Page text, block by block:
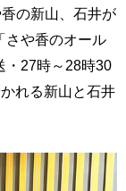
の新山、石井が
さや香のオール
・27時～28時30
れる新山と石井